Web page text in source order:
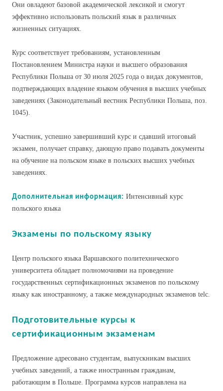
Они овладеют базовой академической лексикой и смогут
эффективно использовать польский язык в различных
жизненных ситуациях.
Курс соответствует требованиям, установленным
Постановлением Министра науки и высшего образования
Республики Польша от 30 июля 2025 года о видах документов,
подтверждающих владение языком обучения в высших учебных
заведениях (Законодательный вестник Республики Польша, поз.
1045).
Участник, успешно завершивший курс и сдавший итоговый
экзамен, получает справку, дающую право подавать документы
на обучение на польском языке в польских высших учебных
заведениях.
Дополнительная информация: Интенсивный курс
польского языка
Экзамены по польскому языку
Центр польского языка Варшавского политехнического
университета обладает полномочиями на проведение
государственных сертификационных экзаменов по польскому
языку как иностранному, а также международных экзаменов telc.
Подготовительные курсы к
сертификационным экзаменам
Предложение адресовано студентам, выпускникам высших
учебных заведений, а также иностранным гражданам,
работающим в Польше. Программа курсов направлена на